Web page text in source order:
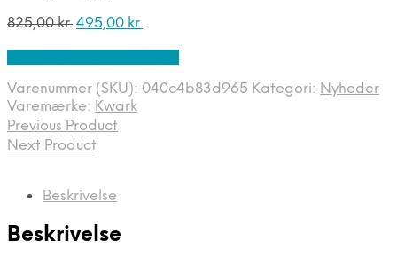
825,00kr. Den
825,00 kr..
495,00 kr.Den
495,00 kr..
Varenummer (SKU): 040c4b83d965 Kategori: Nyheder
Varemærke: Kwark
Previous Product
Next Product
Beskrivelse
Beskrivelse